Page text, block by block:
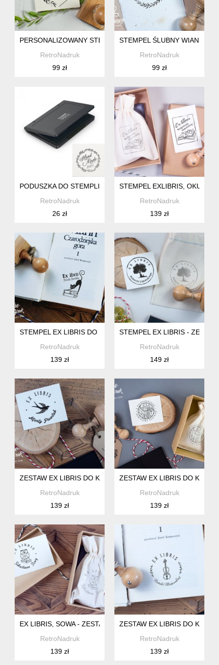
PERSONALIZOWANY STEMPEL ŚLUBNY, 60X50MM
RetroNadruk
99 zł
STEMPEL ŚLUBNY WIANEK,
RetroNadruk
99 zł
PODUSZKA DO STEMPLI 110X70MM Z TUSZEM CZARNYM
RetroNadruk
26 zł
STEMPEL EXLIBRIS,
RetroNadruk
139 zł
STEMPEL EX LIBRIS DO KSIĄŻEK, KOT - ZESTAW
RetroNadruk
139 zł
STEMPEL EX LIBRIS -
RetroNadruk
149 zł
ZESTAW EX LIBRIS DO KSIĄŻEK - JASKÓŁKA
RetroNadruk
139 zł
ZESTAW EX LIBRIS DO
RetroNadruk
139 zł
EX LIBRIS, SOWA - ZESTAW PREZENTOWY.
RetroNadruk
139 zł
ZESTAW EX LIBRIS DO
RetroNadruk
139 zł